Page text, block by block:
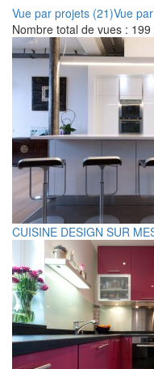
Vue par projets (21)Vue
Nombre total de vues : 199
CUISINE DESIGN SUR